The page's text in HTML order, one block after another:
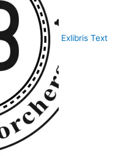
Exlibris Text